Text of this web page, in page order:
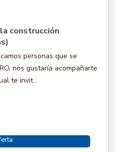
construcción
personas que se
nos gustaría acompañarte
te invit...